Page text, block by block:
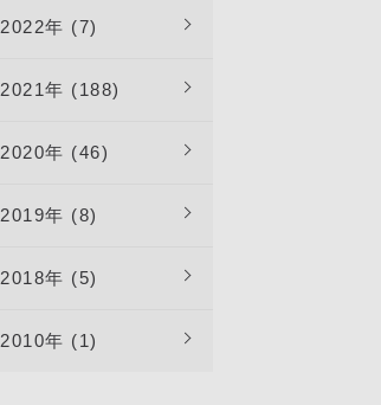
2022年 (7)
2021年 (188)
2020年 (46)
2019年 (8)
2018年 (5)
2010年 (1)